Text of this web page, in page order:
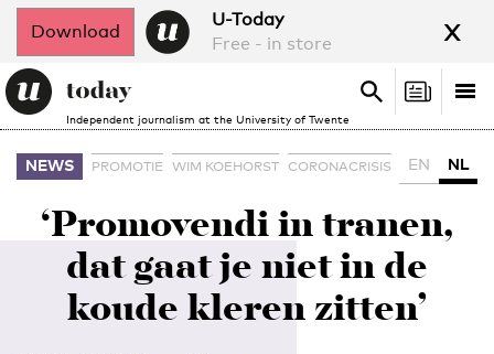
Download
U-Today
Free - in store
x
Independent journalism at the University of Twente
Search
Search
NEWS PROMOTIE WIM KOEHORST CORONACRISIS EN NL
‘Promovendi in tranen,
dat gaat je niet in de
koude kleren zitten’